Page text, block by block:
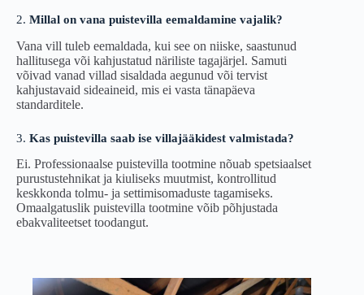
2.Millal on vana puistevilla eemaldamine vajalik?
Vana vill tuleb eemaldada, kui see on niiske, saastunud
hallitusega või kahjustatud näriliste tagajärjel. Samuti
võivad vanad villad sisaldada aegunud või tervist
kahjustavaid sideaineid, mis ei vasta tänapäeva
standarditele.
3.Kas puistevilla saab ise villajääkidest valmistada?
Ei. Professionaalse puistevilla tootmine nõuab spetsiaalset
purustustehnikat ja kiuliseks muutmist, kontrollitud
keskkonda tolmu- ja settimisomaduste tagamiseks.
Omaalgatuslik puistevilla tootmine võib põhjustada
ebakvaliteetset toodangut.